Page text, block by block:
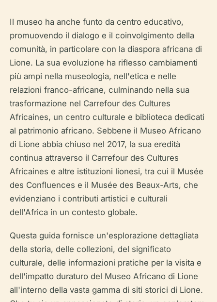
Il museo ha anche funto da centro educativo,
promuovendo il dialogo e il coinvolgimento della
comunità, in particolare con la diaspora africana di
Lione. La sua evoluzione ha riflesso cambiamenti
più ampi nella museologia, nell'etica e nelle
relazioni franco-africane, culminando nella sua
trasformazione nel Carrefour des Cultures
Africaines, un centro culturale e biblioteca dedicati
al patrimonio africano. Sebbene il Museo Africano
di Lione abbia chiuso nel 2017, la sua eredità
continua attraverso il Carrefour des Cultures
Africaines e altre istituzioni lionesi, tra cui il Musée
des Confluences e il Musée des Beaux-Arts, che
evidenziano i contributi artistici e culturali
dell'Africa in un contesto globale.
Questa guida fornisce un'esplorazione dettagliata
della storia, delle collezioni, del significato
culturale, delle informazioni pratiche per la visita e
dell'impatto duraturo del Museo Africano di Lione
all'interno della vasta gamma di siti storici di Lione.